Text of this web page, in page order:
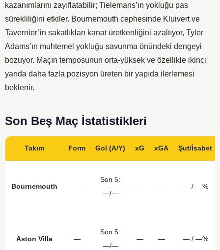
kazanımlarını zayıflatabilir; Tielemans’ın yokluğu pas
sürekliliğini etkiler. Bournemouth cephesinde Kluivert ve
Tavernier’in sakatlıkları kanat üretkenliğini azaltıyor, Tyler
Adams’ın muhtemel yokluğu savunma önündeki dengeyi
bozuyor. Maçın temposunun orta-yüksek ve özellikle ikinci
yarıda daha fazla pozisyon üreten bir yapıda ilerlemesi
beklenir.
Son Beş Maç İstatistikleri
Takım Form Gol (A/Y) xG xGA Şut/İsabet
Bournemouth —
Son 5:
—/—
— — — / —%
Aston Villa —
Son 5:
—/—
— — — / —%